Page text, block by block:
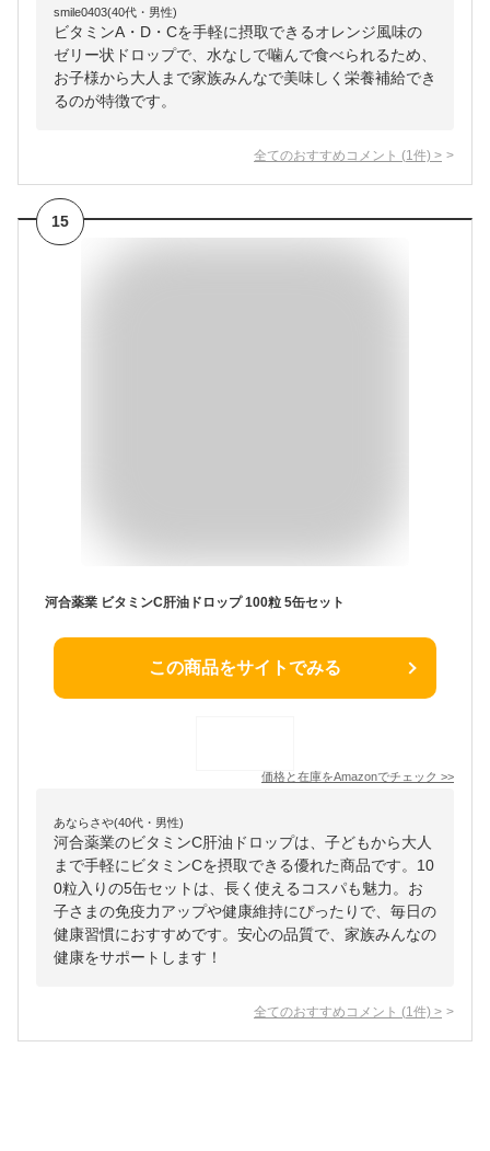
smile0403(40代・男性)
ビタミンA・D・Cを手軽に摂取できるオレンジ風味の
ゼリー状ドロップで、水なしで噛んで食べられるため、
お子様から大人まで家族みんなで美味しく栄養補給でき
るのが特徴です。
全てのおすすめコメント (1 件) >
15
河合薬業 ビタミンC肝油ドロップ 100粒 5缶セット
この商品をサイトでみる
価格と在庫をAmazonでチェック >>
あならさや(40代・男性)
河合薬業のビタミンC肝油ドロップは、子どもから大人
まで手軽にビタミンCを摂取できる優れた商品です。10
0粒入りの5缶セットは、長く使えるコスパも魅力。お
子さまの免疫力アップや健康維持にぴったりで、毎日の
健康習慣におすすめです。安心の品質で、家族みんなの
健康をサポートします！
全てのおすすめコメント (1 件) >